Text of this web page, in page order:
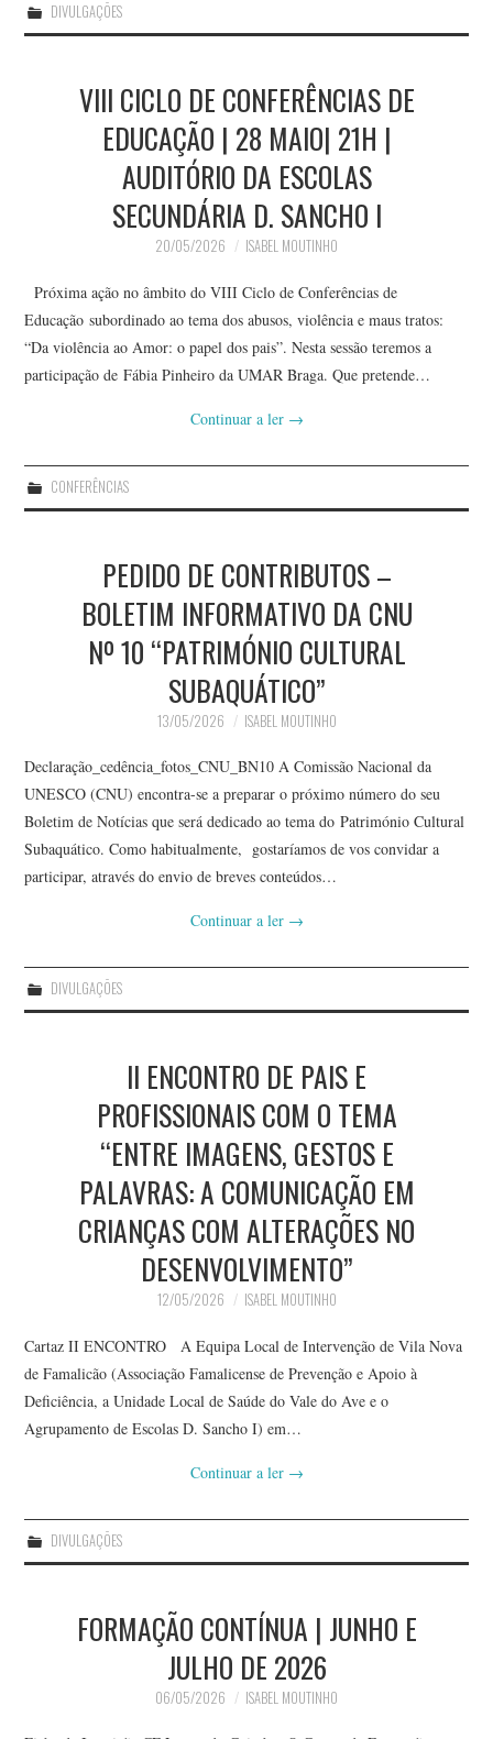
DIVULGAÇÕES
VIII CICLO DE CONFERÊNCIAS DE
EDUCAÇÃO | 28 MAIO| 21H |
AUDITÓRIO DA ESCOLAS
SECUNDÁRIA D. SANCHO I
20/05/2026 ISABEL MOUTINHO
Próxima ação no âmbito do VIII Ciclo de Conferências de
Educação subordinado ao tema dos abusos, violência e maus tratos:
“Da violência ao Amor: o papel dos pais”. Nesta sessão teremos a
participação de Fábia Pinheiro da UMAR Braga. Que pretende…
Continuar a ler →
CONFERÊNCIAS
PEDIDO DE CONTRIBUTOS –
BOLETIM INFORMATIVO DA CNU
Nº 10 “PATRIMÓNIO CULTURAL
SUBAQUÁTICO”
13/05/2026 ISABEL MOUTINHO
Declaração_cedência_fotos_CNU_BN10 A Comissão Nacional da
UNESCO (CNU) encontra-se a preparar o próximo número do seu
Boletim de Notícias que será dedicado ao tema do Património Cultural
Subaquático. Como habitualmente, gostaríamos de vos convidar a
participar, através do envio de breves conteúdos…
Continuar a ler →
DIVULGAÇÕES
II ENCONTRO DE PAIS E
PROFISSIONAIS COM O TEMA
“ENTRE IMAGENS, GESTOS E
PALAVRAS: A COMUNICAÇÃO EM
CRIANÇAS COM ALTERAÇÕES NO
DESENVOLVIMENTO”
12/05/2026 ISABEL MOUTINHO
Cartaz II ENCONTRO A Equipa Local de Intervenção de Vila Nova
de Famalicão (Associação Famalicense de Prevenção e Apoio à
Deficiência, a Unidade Local de Saúde do Vale do Ave e o
Agrupamento de Escolas D. Sancho I) em…
Continuar a ler →
DIVULGAÇÕES
FORMAÇÃO CONTÍNUA | JUNHO E
JULHO DE 2026
06/05/2026 ISABEL MOUTINHO